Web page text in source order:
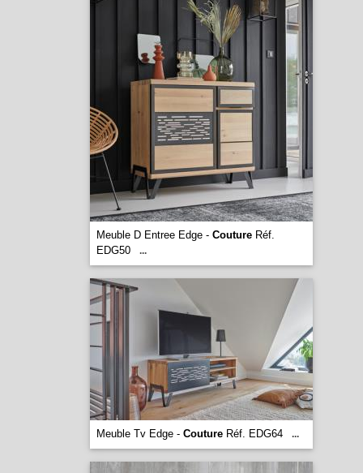
Meuble D Entree Edge - CoutureRéf.
EDG50
...
Meuble Tv Edge - CoutureRéf. EDG64 ...